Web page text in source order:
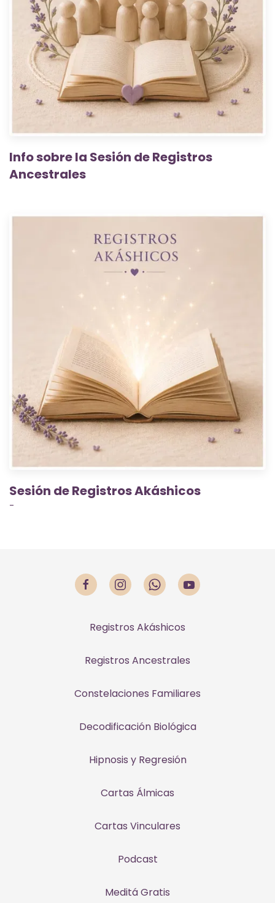
Info sobre la Sesión de Registros
Ancestrales
Sesión de Registros Akáshicos
-
Registros Akáshicos
Registros Ancestrales
Constelaciones Familiares
Decodificación Biológica
Hipnosis y Regresión
Cartas Álmicas
Cartas Vinculares
Podcast
Meditá Gratis